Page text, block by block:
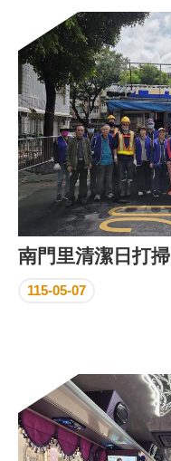
南門里清潔日打掃
115-05-07